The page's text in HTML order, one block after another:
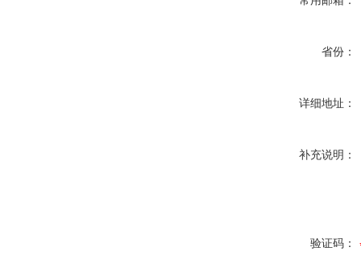
省份：
详细地址：
补充说明：
验证码：